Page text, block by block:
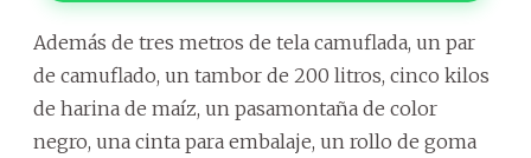
Además de tres metros de tela camuflada, un par
de camuflado, un tambor de 200 litros, cinco kilos
de harina de maíz, un pasamontaña de color
negro, una cinta para embalaje, un rollo de goma